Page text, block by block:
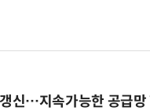
신…지속가능한 공급망